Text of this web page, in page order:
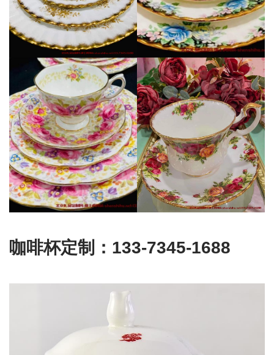
咖啡杯定制：133-7345-1688